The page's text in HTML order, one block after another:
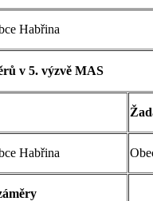
Habřina
v 5. výzvě MAS
Habřina